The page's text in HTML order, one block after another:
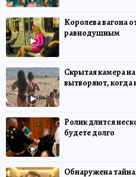
Королева вагона
равнодушным
Скрытая камера
вытворяют, когда
Ролик длится
будете долго
Обнаружена